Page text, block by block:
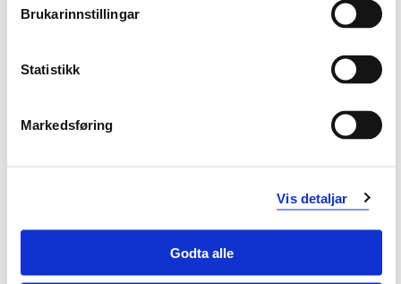
Brukarinnstillingar
Statistikk
Markedsføring
Vis detaljar
Godta alle
Trond Brattelid
Medlemmer